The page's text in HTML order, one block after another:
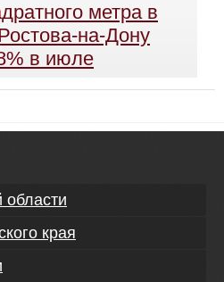
метра в
на-Дону
в июле
области
края